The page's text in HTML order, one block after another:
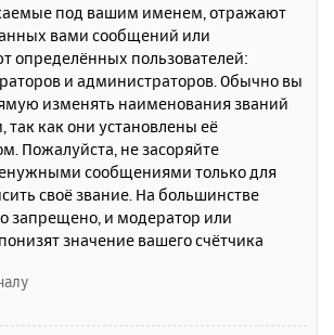
под вашим именем, отражают
вами сообщений или
определённых пользователей:
и администраторов. Обычно вы
изменять наименования званий
как они установлены её
Пожалуйста, не засоряйте
сообщениями только для
своё звание. На большинстве
запрещено, и модератор или
значение вашего счётчика